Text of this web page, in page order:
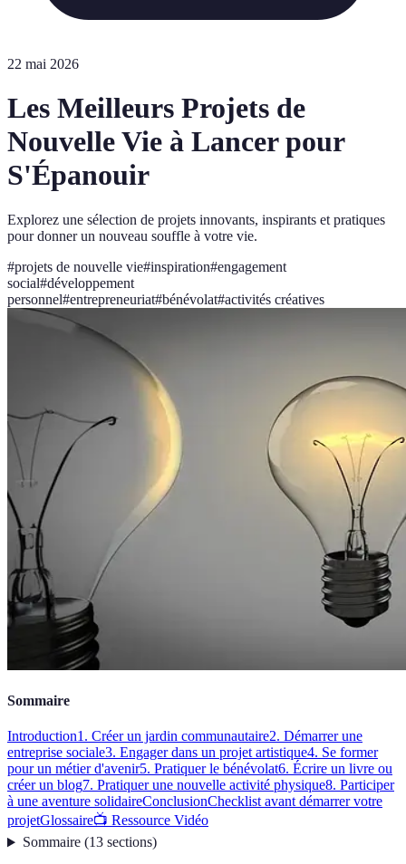
22 mai 2026
Les Meilleurs Projets de
Nouvelle Vie à Lancer pour
S'Épanouir
Explorez une sélection de projets innovants, inspirants et pratiques
pour donner un nouveau souffle à votre vie.
#projets de nouvelle vie#inspiration#engagement
social#développement
personnel#entrepreneuriat#bénévolat#activités créatives
Sommaire
Introduction1. Créer un jardin communautaire2. Démarrer une
entreprise sociale3. Engager dans un projet artistique4. Se former
pour un métier d'avenir5. Pratiquer le bénévolat6. Écrire un livre ou
créer un blog7. Pratiquer une nouvelle activité physique8. Participer
à une aventure solidaireConclusionChecklist avant démarrer votre
projetGlossaire📺 Ressource Vidéo
Sommaire(13 sections)